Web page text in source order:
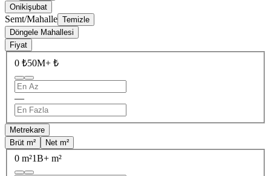
Onikişubat
Semt/Mahalle Temizle
Döngele Mahallesi
Fiyat
0 ₺50M+ ₺
—
Metrekare
Brüt m²
Net m²
0 m²1B+ m²